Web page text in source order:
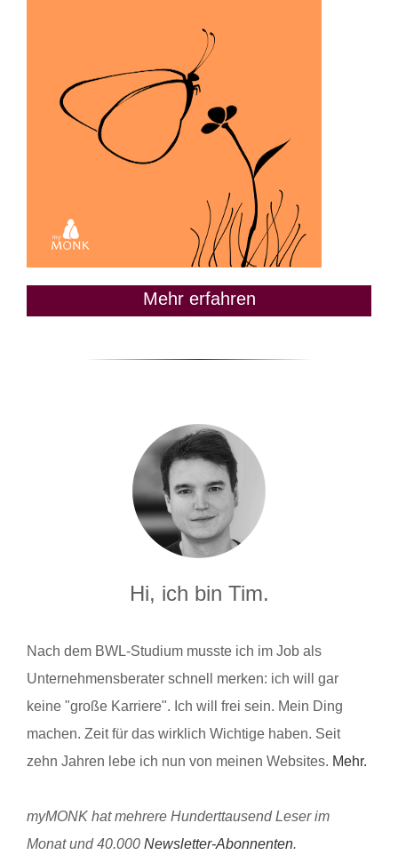
Mehr erfahren
Hi, ich bin Tim.
Nach dem BWL-Studium musste ich im Job als
Unternehmensberater schnell merken: ich will gar
keine "große Karriere". Ich will frei sein. Mein Ding
machen. Zeit für das wirklich Wichtige haben. Seit
zehn Jahren lebe ich nun von meinen Websites. Mehr.
myMONK hat mehrere Hunderttausend Leser im
Monat und 40.000 Newsletter-Abonnenten.